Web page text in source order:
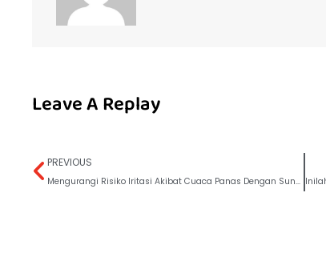
Leave A Replay
PREVIOUS
Mengurangi Risiko Iritasi Akibat Cuaca Panas Dengan Sunat